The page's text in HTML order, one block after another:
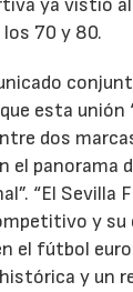
ya vistió
los 70 y 80.
esta unión
dos
el panorama
“El Sevilla
y su
el fútbol
y un